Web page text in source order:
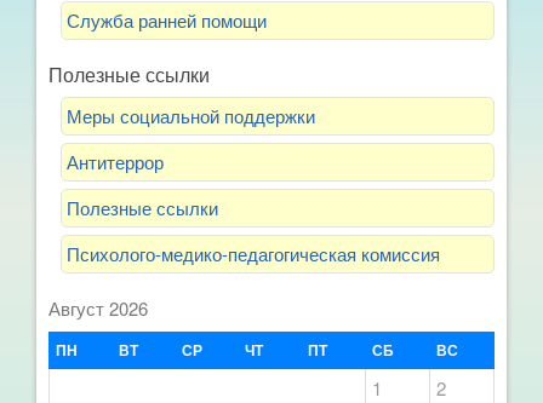
Служба ранней помощи
Полезные ссылки
Меры социальной поддержки
Антитеррор
Полезные ссылки
Психолого-медико-педагогическая комиссия
Август 2026
ПН ВТ СР ЧТ ПТ СБ ВС
1
2